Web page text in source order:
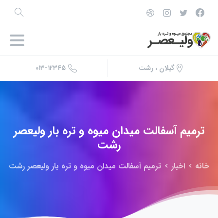
گیلان ، رشت ۰۱۳-۱۲۳۴۵
ترمیم آسفالت میدان میوه و تره بارولیعصر
رشت
خانه اخبار ترمیم آسفالت میدان میوه و تره بار ولیعصر رشت